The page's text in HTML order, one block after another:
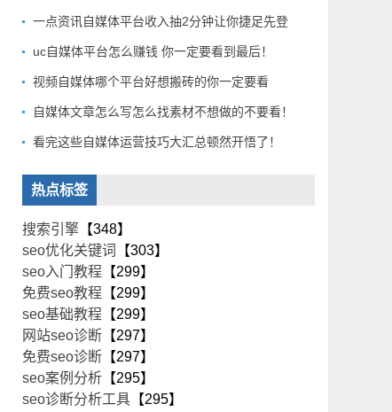
一点资讯自媒体平台收入抽2分钟让你捷足先登
uc自媒体平台怎么赚钱 你一定要看到最后！
视频自媒体哪个平台好想搬砖的你一定要看
自媒体文章怎么写怎么找素材不想做的不要看！
看完这些自媒体运营技巧大汇总顿然开悟了！
热点标签
搜索引擎 【348】
seo优化关键词
【303】
seo入门教程 【299】
免费seo教程 【299】
seo基础教程 【299】
网站seo诊断 【297】
免费seo诊断 【297】
seo案例分析 【295】
seo诊断分析工具 【295】